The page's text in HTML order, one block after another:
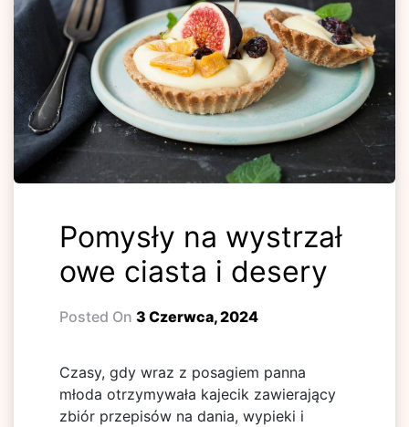
Pomysły na wystrzał
owe ciasta i desery
Posted On 3 Czerwca, 2024
Czasy, gdy wraz z posagiem panna
młoda otrzymywała kajecik zawierający
zbiór przepisów na dania, wypieki i